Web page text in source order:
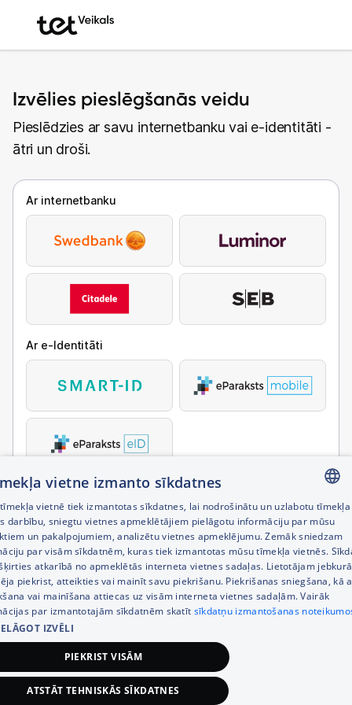
Izvēlies pieslēgšanās veidu
Pieslēdzies ar savu internetbanku vai e-identitāti -
ātri un droši.
Ar internetbanku
Ar e-Identitāti
LATVIAN
RUSSIAN
ENGLISH
vietne izmanto sīkdatnes
vietnē tiek izmantotas sīkdatnes, lai nodrošinātu un uzlabotu tīmekļa
darbību, sniegtu vietnes apmeklētājiem pielāgotu informāciju par mūsu
un pakalpojumiem, analizētu vietnes apmeklējumu. Zemāk sniedzam
par visām sīkdatnēm, kuras tiek izmantotas mūsu tīmekļa vietnēs.
atkarībā no apmeklētās interneta vietnes sadaļas. Lietotājam
piekrist, atteikties vai mainīt savu piekrišanu. Piekrišanas sniegšana, kā
vai mainīšana attiecas uz visām interneta vietnes sadaļām. Vairāk
par izmantotajām sīkdatnēm skatīt sīkdatņu izmantošanas
IZVĒLI
PIEKRIST VISĀM
ATSTĀT TEHNISKĀS SĪKDATNES